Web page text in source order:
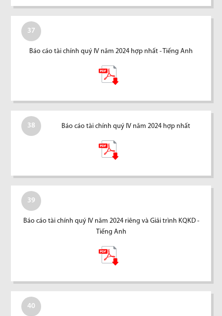
37
Báo cáo tài chính quý IV năm 2024 hợp nhất - Tiếng Anh
38 Báo cáo tài chính quý IV năm 2024 hợp nhất
39
Báo cáo tài chính quý IV năm 2024 riêng và Giải trình KQKD -
Tiếng Anh
40